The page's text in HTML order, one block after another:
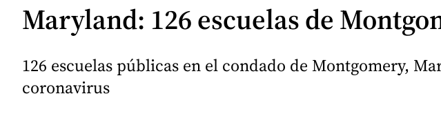
Maryland: 126 escuelas de
126 escuelas públicas en el condado de Montgomery,
coronavirus